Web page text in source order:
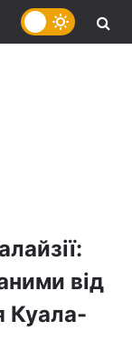
від
Куала-